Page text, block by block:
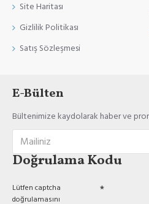
Site Haritası
Gizlilik Politikası
Satış Sözleşmesi
E-Bülten
Bültenimize kaydolarak haber ve
Doğrulama Kodu
Lütfen captcha
doğrulamasını